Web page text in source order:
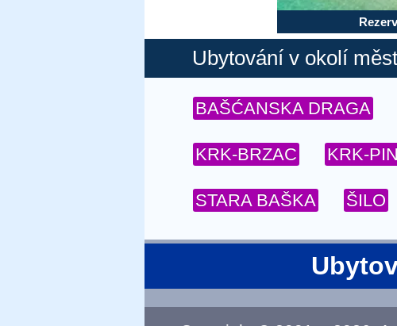
Ubytování v okolí
BAŠĆANSKA DRAGA
KRK-BRZAC KRK-
STARA BAŠKA ŠILO